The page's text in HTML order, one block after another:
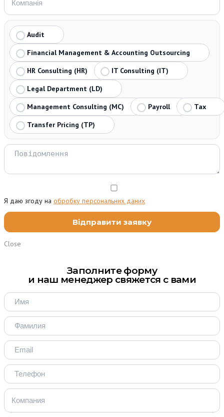
Audit
Financial Management & Accounting Outsourcing
HR Consulting (HR)
IT Consulting (IT)
Legal Department (LD)
Management Consulting (MC)
Payroll
Tax
Transfer Pricing (TP)
Я даю згоду на обробку персональних даних
Close
Заполните форму
и наш менеджер свяжется с вами